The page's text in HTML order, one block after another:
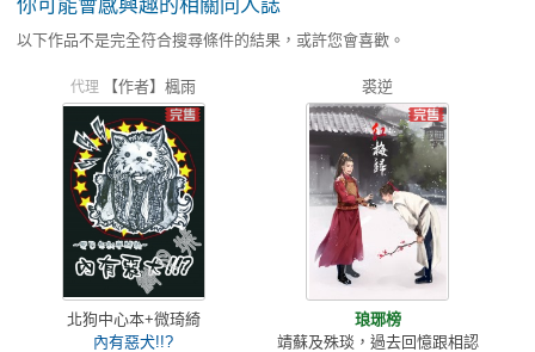
你可能會感興趣的相關同人誌
以下作品不是完全符合搜尋條件的結果，或許您會喜歡。
代理 【作者】楓雨
北狗中心本+微琦綺
內有惡犬!!?
裘逆
琅琊榜
靖蘇及殊琰，過去回憶跟相認